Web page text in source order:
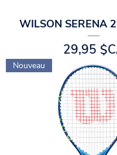
WILSON SERENA
Prix
29,95
Nouveau